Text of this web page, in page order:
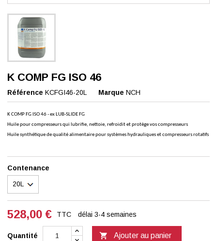
K COMP FG ISO 46
Référence KCFGI46-20L Marque NCH
K COMP FG ISO 46 - ex LUB-SLIDE FG
Huile pour compresseurs qui lubrifie, nettoie, refroidit et protège vos compresseurs
Huile synthétique de qualité alimentaire pour systèmes hydrauliques et compresseurs rotatifs
Contenance
528,00 € TTC délai 3-4 semaines
Quantité  Ajouter au panier